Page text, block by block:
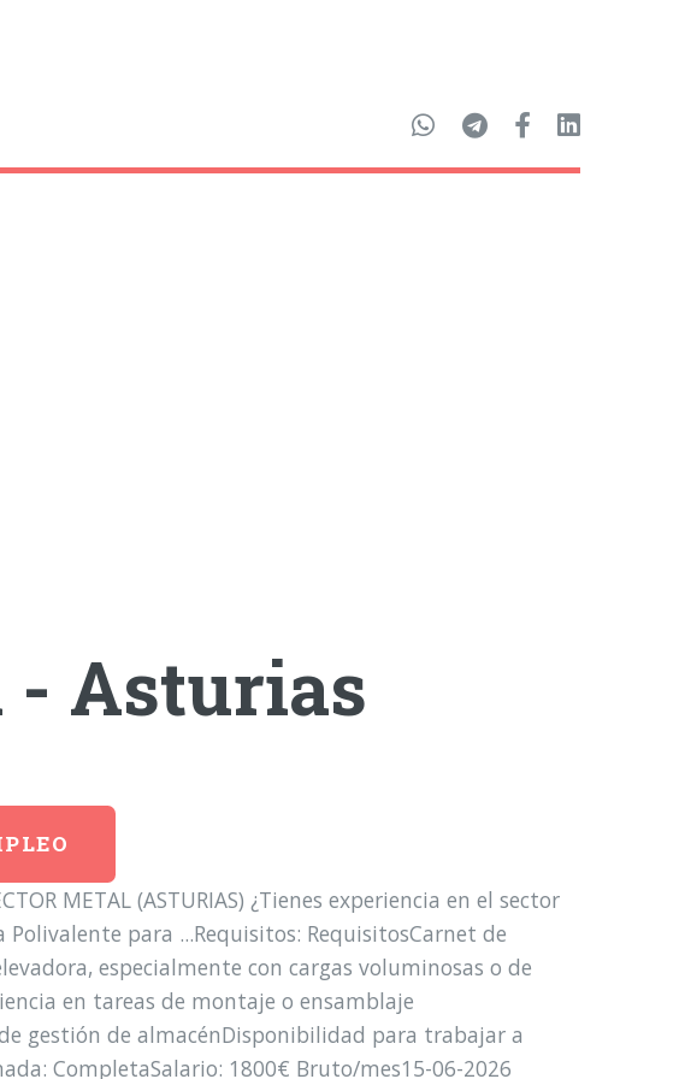
- Asturias
METAL (ASTURIAS) ¿Tienes experiencia en el sector
para ...Requisitos: RequisitosCarnet de
especialmente con cargas voluminosas o de
en tareas de montaje o ensamblaje
gestión de almacénDisponibilidad para trabajar a
CompletaSalario: 1800€ Bruto/mes15-06-2026